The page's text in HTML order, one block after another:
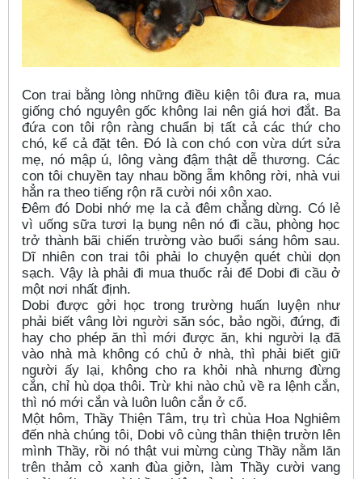
Con trai bằng lòng những điều kiện tôi đưa ra, mua
giống chó nguyên gốc không lai nên giá hơi đắt. Ba
đứa con tôi rộn ràng chuẩn bị tất cả các thứ cho
chó, kể cả đặt tên. Đó là con chó con vừa dứt sửa
mẹ, nó mập ú, lông vàng đậm thật dễ thương. Các
con tôi chuyền tay nhau bồng ẵm không rời, nhà vui
hẳn ra theo tiếng rộn rã cười nói xôn xao.
Đêm đó Dobi nhớ mẹ la cả đêm chẳng dừng. Có lẻ
vì uống sữa tươi lạ bụng nên nó đi cầu, phòng học
trở thành bãi chiến trường vào buổi sáng hôm sau.
Dĩ nhiên con trai tôi phải lo chuyện quét chùi dọn
sạch. Vậy là phải đi mua thuốc rải để Dobi đi cầu ở
một nơi nhất định.
Dobi được gởi học trong trường huấn luyện như
phải biết vâng lời người săn sóc, bảo ngồi, đứng, đi
hay cho phép ăn thì mới được ăn, khi người lạ đã
vào nhà mà không có chủ ở nhà, thì phải biết giữ
người ấy lại, không cho ra khỏi nhà nhưng đừng
cắn, chỉ hù dọa thôi. Trừ khi nào chủ về ra lệnh cắn,
thì nó mới cắn và luôn luôn cắn ở cổ.
Một hôm, Thầy Thiện Tâm, trụ trì chùa Hoa Nghiêm
đến nhà chúng tôi, Dobi vô cùng thân thiện trườn lên
mình Thầy, rồi nó thật vui mừng cùng Thầy nằm lăn
trên thảm cỏ xanh đùa giởn, làm Thầy cười vang